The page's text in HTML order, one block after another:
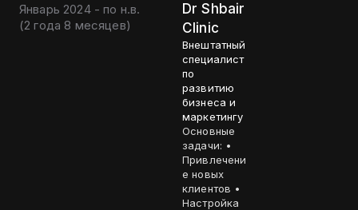
Январь 2024 - по н.в.
(2 года 8 месяцев)
Dr Shbair
Clinic
Внештатный
специалист
по
развитию
бизнеса и
маркетингу
Основные
задачи: •
Привлечени
е новых
клиентов •
Настройка